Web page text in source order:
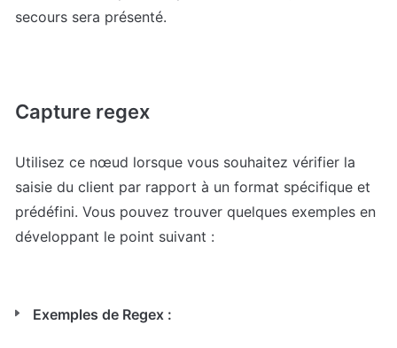
secours sera présenté.
Capture regex
Utilisez ce nœud lorsque vous souhaitez vérifier la
saisie du client par rapport à un format spécifique et
prédéfini. Vous pouvez trouver quelques exemples en
développant le point suivant :
Exemples de Regex :